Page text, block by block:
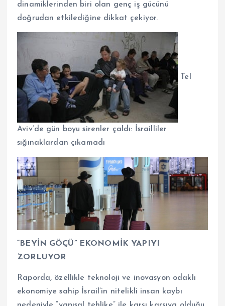
dinamiklerinden biri olan genç iş gücünü
doğrudan etkilediğine dikkat çekiyor.
Tel
Aviv’de gün boyu sirenler çaldı: İsrailliler
sığınaklardan çıkamadı
“BEYİN GÖÇÜ” EKONOMİK YAPIYI
ZORLUYOR
Raporda, özellikle teknoloji ve inovasyon odaklı
ekonomiye sahip İsrail’in nitelikli insan kaybı